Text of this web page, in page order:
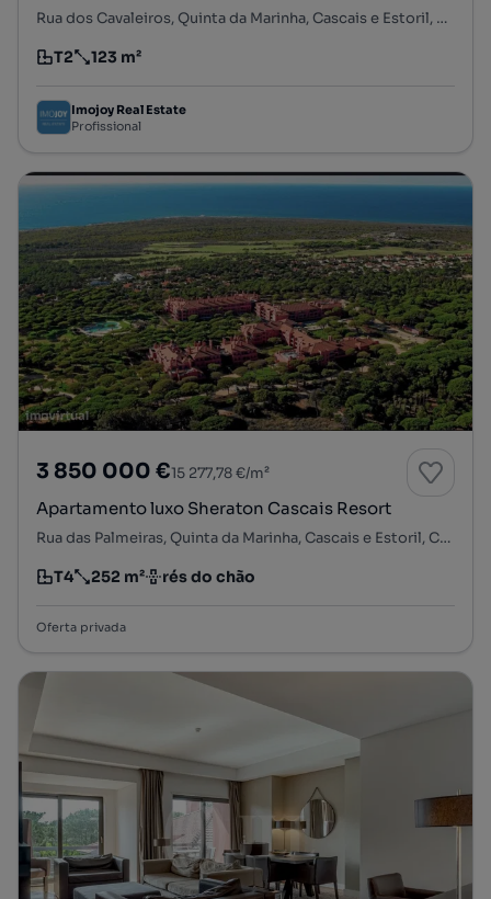
Rua dos Cavaleiros, Quinta da Marinha, Cascais e Estoril, Cascais, Lisboa
Tipologia
T2
Preço por metro quadrado
123 m²
Imojoy Real Estate
Profissional
3 850 000 €15 277,78 €/m²
Apartamento luxo Sheraton Cascais Resort
Rua das Palmeiras, Quinta da Marinha, Cascais e Estoril, Cascais, Lisboa
Tipologia
T4
Preço por metro quadrado
252 m²
Andar rés do chão
Oferta privada